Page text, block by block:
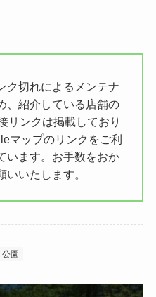
ク切れによるメンテナ
、紹介している店舗の
リンクは掲載しており
マップのリンクをご利
います。お手数をおか
いたします。
公園